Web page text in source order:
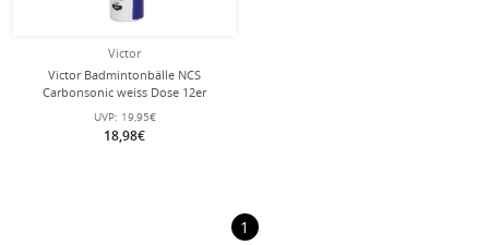
Victor
Victor Badmintonbälle NCS
Carbonsonic weiss Dose 12er
UVP: 19,95€
18,98€
1